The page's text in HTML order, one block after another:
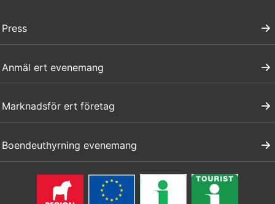
Press
Anmäl ert evenemang
Marknadsför ert företag
Boendeuthyrning evenemang